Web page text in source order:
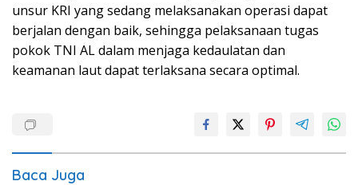
unsur KRI yang sedang melaksanakan operasi dapat
berjalan dengan baik, sehingga pelaksanaan tugas
pokok TNI AL dalam menjaga kedaulatan dan
keamanan laut dapat terlaksana secara optimal.
Baca Juga